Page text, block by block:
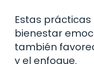
Estas
bienestar
también
y el enfoque.